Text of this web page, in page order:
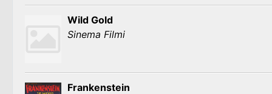
Wild Gold
Sinema Filmi
Frankenstein